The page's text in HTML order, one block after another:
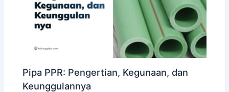
Pipa PPR: Pengertian, Kegunaan, dan
Keunggulannya